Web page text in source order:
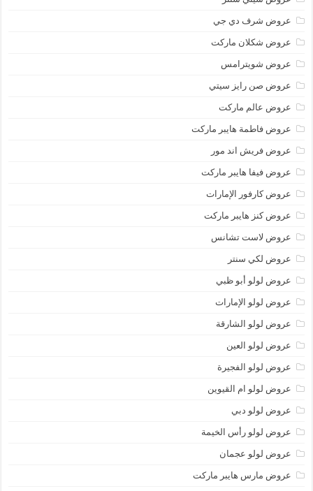
عروض شرف دي جي
عروض شكلان ماركت
عروض شويترامس
عروض صن رايز سيتي
عروض عالم ماركت
عروض فاطمة هايبر ماركت
عروض فريش اند مور
عروض فيفا هايبر ماركت
عروض كارفور الإمارات
عروض كنز هايبر ماركت
عروض لاست تشانس
عروض لكي سنتر
عروض لولو أبو ظبي
عروض لولو الإمارات
عروض لولو الشارقة
عروض لولو العين
عروض لولو الفجيرة
عروض لولو ام القيوين
عروض لولو دبي
عروض لولو رأس الخيمة
عروض لولو عجمان
عروض مارس هايبر ماركت